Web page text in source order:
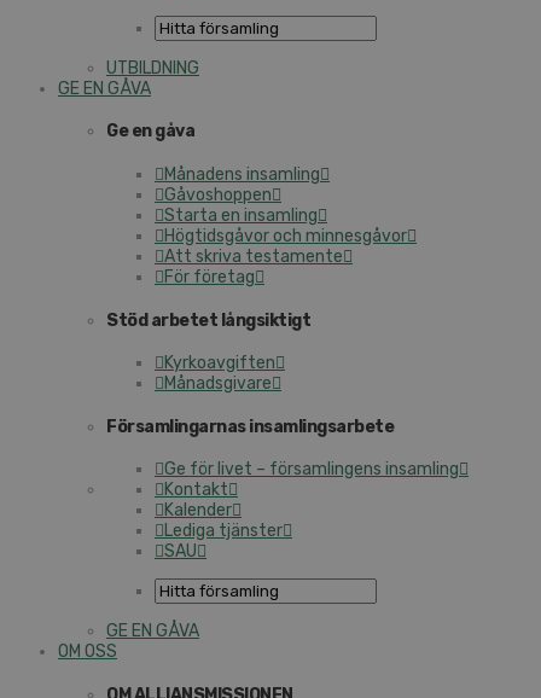
UTBILDNING
GE EN GÅVA
Ge en gåva
Månadens insamling
Gåvoshoppen
Starta en insamling
Högtidsgåvor och minnesgåvor
Att skriva testamente
För företag
Stöd arbetet långsiktigt
Kyrkoavgiften
Månadsgivare
Församlingarnas insamlingsarbete
Ge för livet – församlingens insamling
Kontakt
Kalender
Lediga tjänster
SAU
GE EN GÅVA
OM OSS